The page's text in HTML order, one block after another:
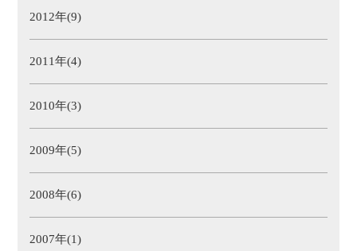
2012年(9)
2011年(4)
2010年(3)
2009年(5)
2008年(6)
2007年(1)